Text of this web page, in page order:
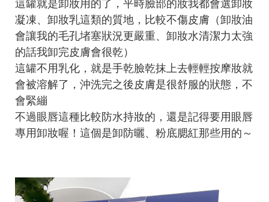
這罐就是卸妝用的了，平時臉部的妝我都會選卸妝
凝凍、卸妝乳這類的質地，比較不傷皮膚（卸妝油
會讓我的毛孔堵塞狀況更嚴重、卸妝水清潔力太強
的話我卸完皮膚會很乾）
這罐不用乳化，就是手乾臉乾抹上去輕輕按摩妝就
會被溶解了，沖洗完之後皮膚是很舒服的狀態，不
會緊繃
不過眼唇這種比較防水持妝的，還是記得要用眼唇
專用卸妝喔！這個是卸防曬、粉底腮紅那些用的～